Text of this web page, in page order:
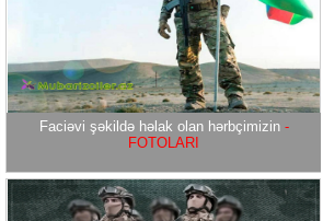
Faciəvi şəkildə həlak olan hərbçimizin -
FOTOLARI